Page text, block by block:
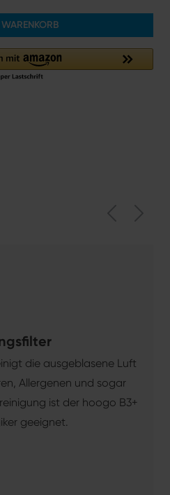
die ausgeblasene Luft
Allergenen und sogar
ist der hoogo B3+
geeignet.